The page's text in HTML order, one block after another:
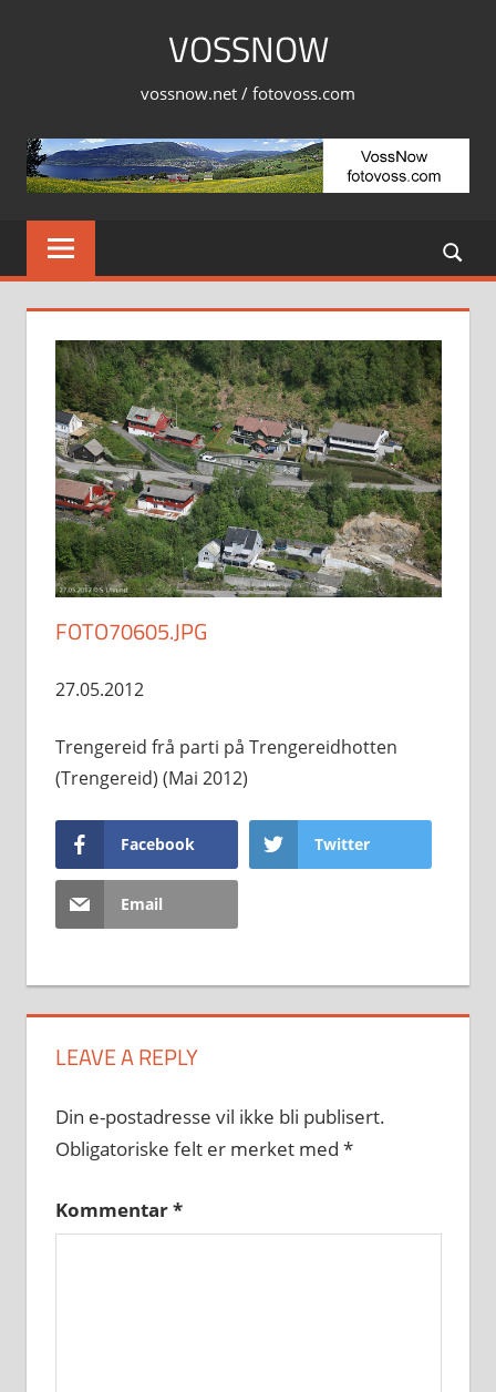
VOSSNOW
vossnow.net / fotovoss.com
FOTO70605.JPG
27.05.2012
Trengereid frå parti på Trengereidhotten
(Trengereid) (Mai 2012)
Facebook Twitter
Email
LEAVE A REPLY
Din e-postadresse vil ikke bli publisert.
Obligatoriske felt er merket med *
Kommentar*